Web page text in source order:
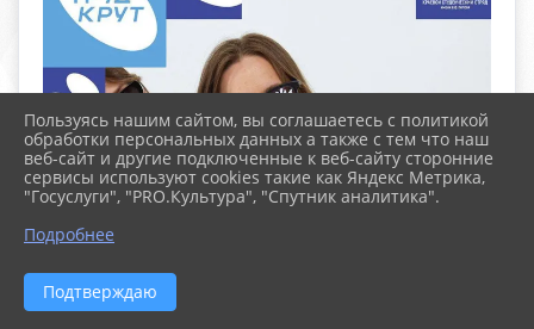
Пользуясь нашим сайтом, вы соглашаетесь с политикой
обработки персональных данных а также с тем что наш
веб-сайт и другие подключенные к веб-сайту сторонние
сервисы используют cookies такие как Яндекс Метрика,
"Госуслуги", "PRO.Культура", "Спутник аналитика".
Подробнее
Подтверждаю